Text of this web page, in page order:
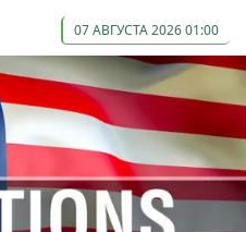
07 АВГУСТА 2026 01:00